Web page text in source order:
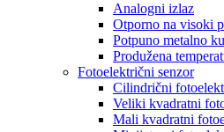
Analogni izlaz
Otporno na visoki
Potpuno metalno
Produžena
Fotoelektrični senzor
Cilindrični
Veliki kvadratni
Mali kvadratni